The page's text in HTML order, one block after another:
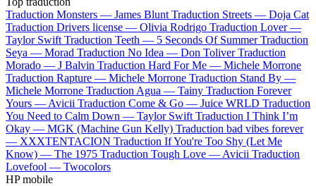
Traduction Monsters — James Blunt Traduction Streets — Doja Cat
Traduction Drivers license — Olivia Rodrigo Traduction Lover —
Taylor Swift Traduction Teeth — 5 Seconds Of Summer Traduction
Seya — Morad Traduction No Idea — Don Toliver Traduction
Morado — J Balvin Traduction Hard For Me — Michele Morrone
Traduction Rapture — Michele Morrone Traduction Stand By —
Michele Morrone Traduction Agua — Tainy Traduction Forever
Yours — Avicii Traduction Come & Go — Juice WRLD Traduction
You Need to Calm Down — Taylor Swift Traduction I Think I’m
Okay — MGK (Machine Gun Kelly) Traduction bad vibes forever
— XXXTENTACION Traduction If You're Too Shy (Let Me
Know) — The 1975 Traduction Tough Love — Avicii Traduction
Lovefool — Twocolors
HP mobile